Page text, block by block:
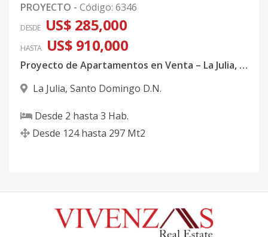
PROYECTO - Código: 6346
DESDE US$ 285,000
HASTA US$ 910,000
Proyecto de Apartamentos en Venta – La Julia, Santo Domingo
La Julia, Santo Domingo D.N.
Desde 2 hasta 3 Hab.
Desde 124 hasta 297 Mt2